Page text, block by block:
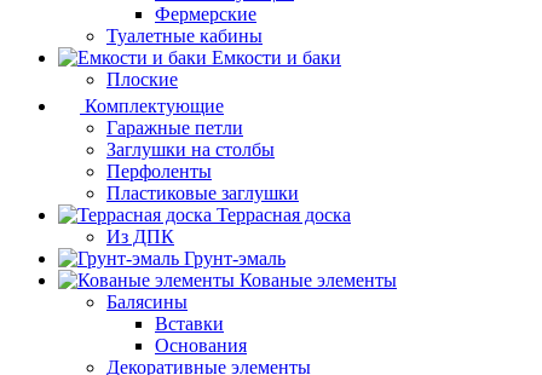
Фермерские
Туалетные кабины
Емкости и баки
Плоские
Комплектующие
Гаражные петли
Заглушки на столбы
Перфоленты
Пластиковые заглушки
Террасная доска
Из ДПК
Грунт-эмаль
Кованые элементы
Балясины
Вставки
Основания
Декоративные элементы